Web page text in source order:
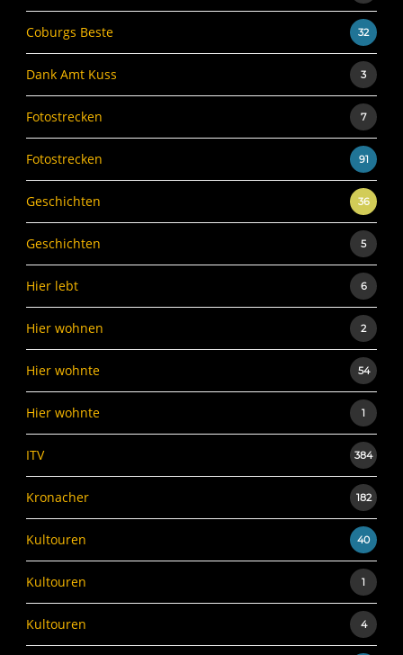
Coburgs Beste 32
Dank Amt Kuss 3
Fotostrecken 7
Fotostrecken 91
Geschichten 36
Geschichten 5
Hier lebt 6
Hier wohnen 2
Hier wohnte 54
Hier wohnte 1
ITV 384
Kronacher 182
Kultouren 40
Kultouren 1
Kultouren 4